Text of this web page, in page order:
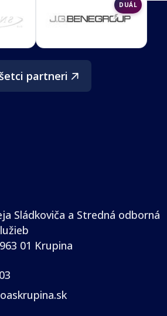
DUÁL
partneri
Sládkoviča a Stredná odborná
01 Krupina